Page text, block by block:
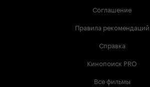
Соглашение
Правила рекомендаций
Справка
Кинопоиск PRO
Все фильмы